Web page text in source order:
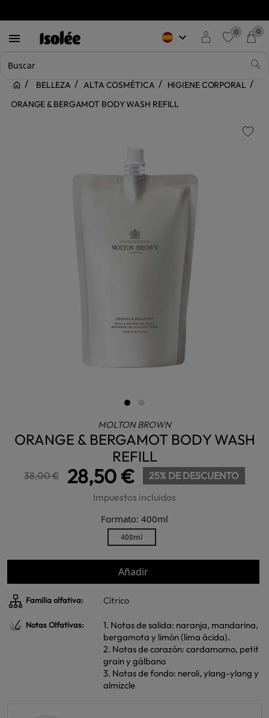
 keyboard_arrow_down 0 0
BELLEZA ALTA COSMÉTICA
HIGIENE CORPORAL
ORANGE & BERGAMOT BODY WASH REFILL
MOLTON BROWN
ORANGE & BERGAMOT BODY WASH
REFILL
38,00 € 28,50 €
25% DE DESCUENTO
Impuestos incluidos
Formato: 400ml
400ml
Añadir
Familia olfativa: Cítrico
Notas Olfativas:
1. Notas de salida: naranja, mandarina,
bergamota y limón (lima ácida).
2. Notas de corazón: cardamomo, petit
grain y gálbano
3. Notas de fondo: neroli, ylang-ylang y
almizcle